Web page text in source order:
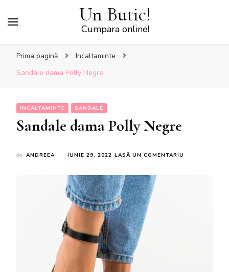
Un Butic!
Cumpara online!
Prima pagină
Incaltaminte
Sandale dama Polly Negre
INCALTAMINTE SANDALE
Sandale dama Polly Negre
de ANDREEA IUNIE 29, 2022 LASĂ UN COMENTARIU